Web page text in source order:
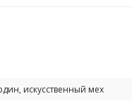
искусственный мех